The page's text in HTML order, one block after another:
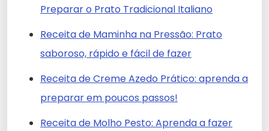
Preparar o Prato Tradicional Italiano
Receita de Maminha na Pressão: Prato
saboroso, rápido e fácil de fazer
Receita de Creme Azedo Prático: aprenda a
preparar em poucos passos!
Receita de Molho Pesto: Aprenda a fazer